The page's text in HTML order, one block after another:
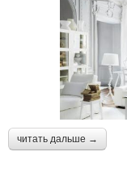
читать дальше →